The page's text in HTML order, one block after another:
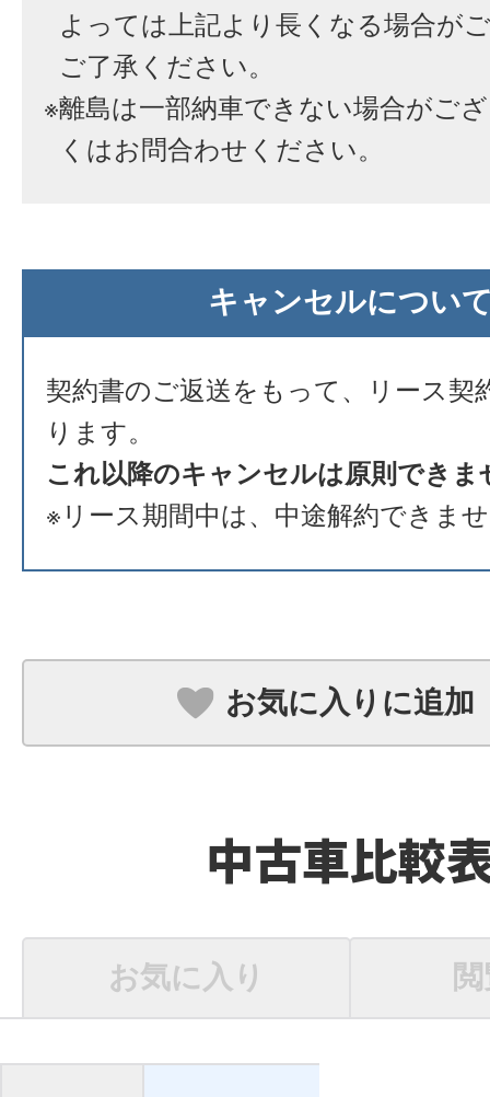
よっては上記より長くなる場合が
ご了承ください。
※離島は一部納車できない場合がご
くはお問合わせください。
キャンセルについ
契約書のご返送をもって、リース契
ります。
これ以降のキャンセルは原則できま
※リース期間中は、中途解約できま
お気に入りに追加
中古車比較
お気に入り